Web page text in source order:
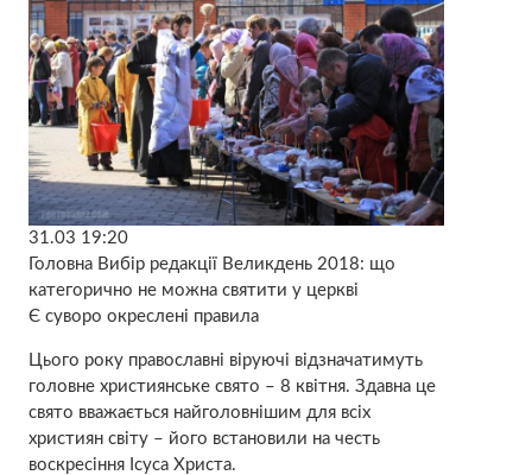
31.03 19:20
Головна Вибір редакції Великдень 2018: що
категорично не можна святити у церкві
Є суворо окреслені правила
Цього року православні віруючі відзначатимуть
головне християнське свято – 8 квітня. Здавна це
свято вважається найголовнішим для всіх
християн світу – його встановили на честь
воскресіння Ісуса Христа.